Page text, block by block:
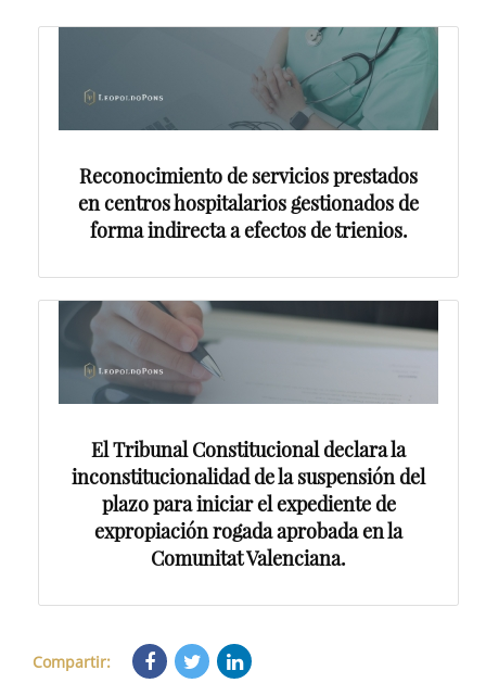
Reconocimiento de servicios prestados
en centros hospitalarios gestionados de
forma indirecta a efectos de trienios.
El Tribunal Constitucional declara la
inconstitucionalidad de la suspensión del
plazo para iniciar el expediente de
expropiación rogada aprobada en la
Comunitat Valenciana.
Compartir: